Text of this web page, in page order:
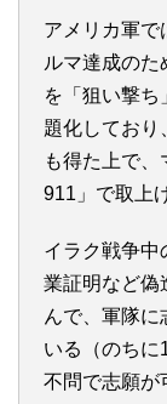
アメリカ軍で
ルマ達成のた
を「狙い撃ち
題化しており
も得た上で
911」で取上
イラク戦争中
業証明など偽
んで、軍隊に
いる（のちに
不問で志願が